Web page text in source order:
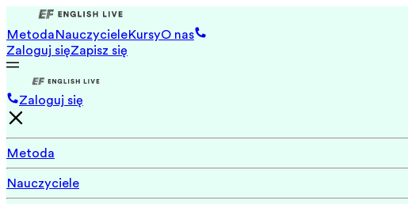
MetodaNauczycieleKursyO nas
Zaloguj sięZapisz się
Zaloguj się
Metoda
Nauczyciele